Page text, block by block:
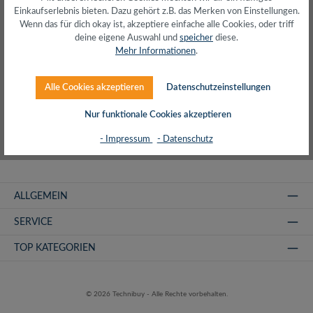
Produkte filtern
ALLGEMEIN
SERVICE
TOP KATEGORIEN
© 2026 Technibuy - Alle Rechte vorbehalten.
Einkaufserlebnis bieten. Dazu gehört z.B. das Merken von Einstellungen.
Wenn das für dich okay ist, akzeptiere einfache alle Cookies, oder triff
deine eigene Auswahl und speicher diese.
Mehr Informationen.
Alle Cookies akzeptieren Datenschutzeinstellungen
Nur funktionale Cookies akzeptieren
- Impressum - Datenschutz